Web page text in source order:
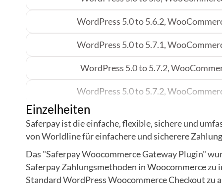
Einzelheiten
Saferpay ist die einfache, flexible, sichere und
von Worldline für einfachere und sicherere
Das "Saferpay Woocommerce Gateway Plugin"
Saferpay Zahlungsmethoden in Woocommerce zu
Standard WordPress Woocommerce Checkout zu
WordPress 5.0 to 5.6.2,
WordPress 5.0 to 5.7.1,
WordPress 5.0 to 5.7.2,
WordPress 5.0 to 5.7.2,
WordPress 5.0 to 5.8.1,
WordPress 5.8.2,
WordPress 5.8.2,
WordPress 5.8.3,